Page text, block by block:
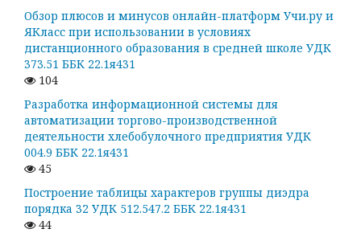
Обзор плюсов и минусов онлайн-платформ Учи.ру и
ЯКласс при использовании в условиях
дистанционного образования в средней школе УДК
373.51 ББК 22.1я431
104
Разработка информационной системы для
автоматизации торгово-производственной
деятельности хлебобулочного предприятия УДК
004.9 ББК 22.1я431
45
Построение таблицы характеров группы диэдра
порядка 32 УДК 512.547.2 ББК 22.1я431
44